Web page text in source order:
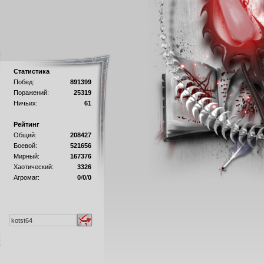
Статистика
Побед:
891399
Поражений:
25319
Ничьих:
61
Рейтинг
Общий:
208427
Боевой:
521656
Мирный:
167376
Хаотический:
3326
Агромаг:
0/0/0